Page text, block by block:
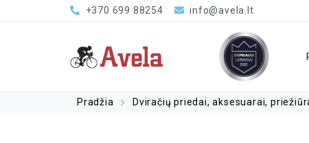
+370 699 88254 info@avela.lt
Pradžia Dviračių priedai, aksesuarai,